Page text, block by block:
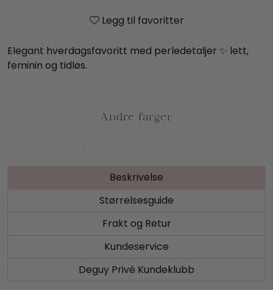
Legg til favoritter
Elegant hverdagsfavoritt med perledetaljer ✨ lett,
feminin og tidløs.
Beskrivelse
Størrelsesguide
Frakt og Retur
Kundeservice
Deguy Privé Kundeklubb